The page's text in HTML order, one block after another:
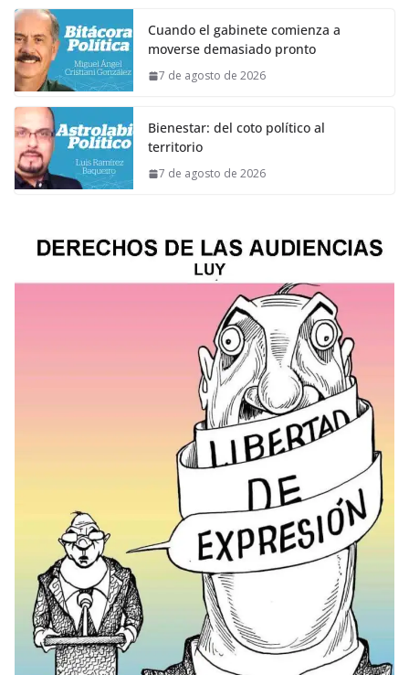
Cuando el gabinete comienza a
moverse demasiado pronto
7 de agosto de 2026
Bienestar: del coto político al
territorio
7 de agosto de 2026